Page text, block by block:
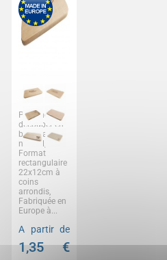
Planche à
découper en
bois d'aulne
naturel,
Format
rectangulaire
22x12cm à
coins
arrondis,
Fabriquée en
Europe à...
A partir de
1,35€